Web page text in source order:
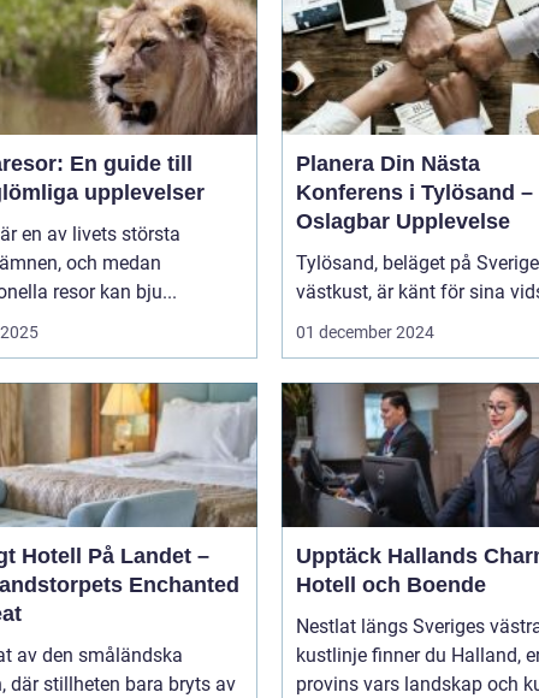
En guide till
upplevelser
en av livets största
och medan
resor kan bju...
Planera Din Nästa
Konferens i Tylösand –
Oslagbar Upplevelse
Tylösand, beläget på
västkust, är känt för sina
01 december 2024
Hotell På Landet –
Enchanted
av den småländska
där stillheten bara bryts av
Upptäck Hallands
Hotell och Boende
Nestlat längs Sveriges
kustlinje finner du Halland,
provins vars landskap och